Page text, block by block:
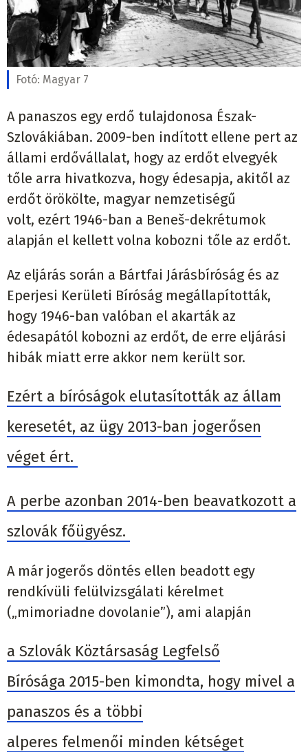
Fotó: Magyar 7
A panaszos egy erdő tulajdonosa Észak-
Szlovákiában. 2009-ben indított ellene pert az
állami erdővállalat, hogy az erdőt elvegyék
tőle arra hivatkozva, hogy édesapja, akitől az
erdőt örökölte, magyar nemzetiségű
volt, ezért 1946-ban a Beneš-dekrétumok
alapján el kellett volna kobozni tőle az erdőt.
Az eljárás során a Bártfai Járásbíróságés az
Eperjesi Kerületi Bíróság megállapították,
hogy 1946-ban valóban el akarták az
édesapától kobozni az erdőt, de erre eljárási
hibák miatt erre akkor nem került sor.
Ezért a bíróságok elutasították az állam
keresetét, az ügy 2013-ban jogerősen
véget ért.
A perbe azonban 2014-ben beavatkozott a
szlovák főügyész.
A már jogerős döntés ellen beadott egy
rendkívüli felülvizsgálati kérelmet
(„mimoriadne dovolanie”), ami alapján
a Szlovák Köztársaság Legfelső
Bírósága 2015-ben kimondta, hogy mivel a
panaszos és a többi
alperes felmenői minden kétséget